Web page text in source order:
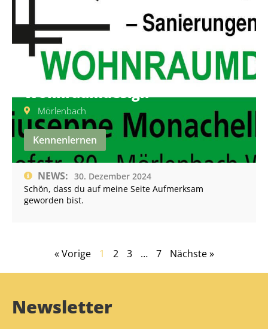
Wohnraumdesign
Mörlenbach
Kennenlernen
NEWS: 30. Dezember 2024
Schön, dass du auf meine Seite Aufmerksam
geworden bist.
« Vorige 1 2 3 … 7 Nächste »
Newsletter